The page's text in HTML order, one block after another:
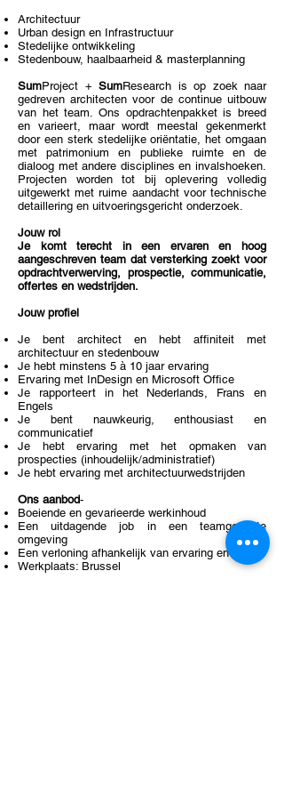
Architectuur
Urban design en Infrastructuur
Stedelijke ontwikkeling
Stedenbouw, haalbaarheid & masterplanning
SumProject + SumResearch is op zoek naar
gedreven architecten voor de continue uitbouw
van het team. Ons opdrachtenpakket is breed
en varieert, maar wordt meestal gekenmerkt
door een sterk stedelijke oriëntatie, het omgaan
met patrimonium en publieke ruimte en de
dialoog met andere disciplines en invalshoeken.
Projecten worden tot bij oplevering volledig
uitgewerkt met ruime aandacht voor technische
detaillering en uitvoeringsgericht onderzoek.
Jouw rol
Je komt terecht in een ervaren en hoog
aangeschreven team dat versterking zoekt voor
opdrachtverwerving, prospectie, communicatie,
offertes en wedstrijden.
Jouw profiel
Je bent architect en hebt affiniteit met
architectuur en stedenbouw
Je hebt minstens 5 à 10 jaar ervaring
Ervaring met InDesign en Microsoft Office
Je rapporteert in het Nederlands, Frans en
Engels
Je bent nauwkeurig, enthousiast en
communicatief
Je hebt ervaring met het opmaken van
prospecties (inhoudelijk/administratief)
Je hebt ervaring met architectuurwedstrijden
Ons aanbod-
​Boeiende en gevarieerde werkinhoud
Een uitdagende job in een teamgerichte
omgeving
Een verloning afhankelijk van ervaring en kennis
Werkplaats: Brussel